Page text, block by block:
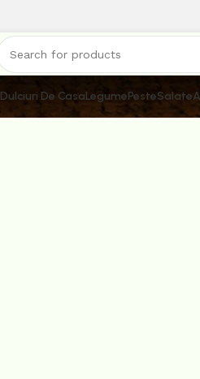
Dulciuri De CasaLegumePesteSalate